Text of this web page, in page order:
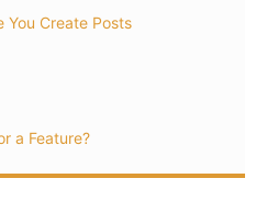
You Create Posts
a Feature?